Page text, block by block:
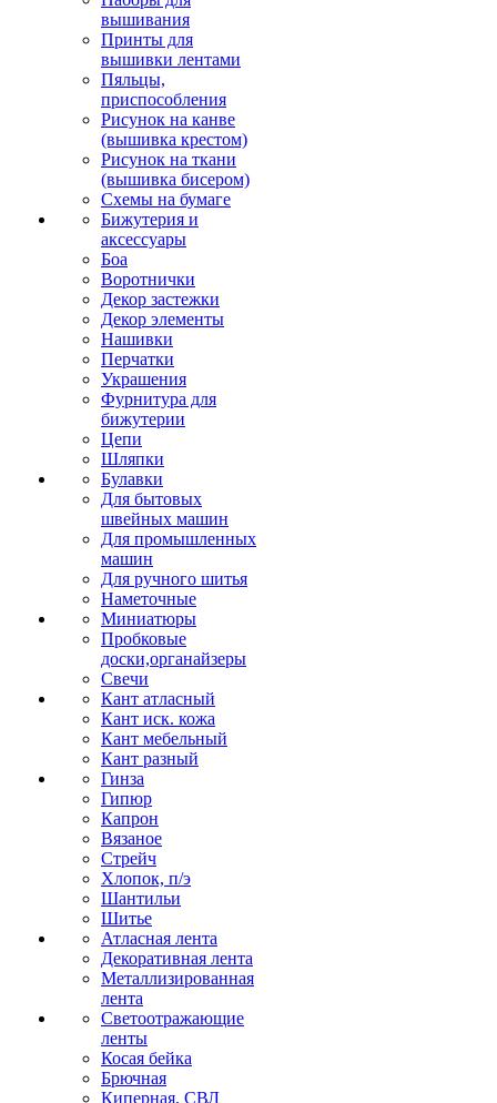
вышивания
Принты для
вышивки лентами
Пяльцы,
приспособления
Рисунок на канве
(вышивка крестом)
Рисунок на ткани
(вышивка бисером)
Схемы на бумаге
Бижутерия и
аксессуары
Боа
Воротнички
Декор застежки
Декор элементы
Нашивки
Перчатки
Украшения
Фурнитура для
бижутерии
Цепи
Шляпки
Булавки
Для бытовых
швейных машин
Для промышленных
машин
Для ручного шитья
Наметочные
Миниатюры
Пробковые
доски,органайзеры
Свечи
Кант атласный
Кант иск. кожа
Кант мебельный
Кант разный
Гинза
Гипюр
Капрон
Вязаное
Стрейч
Хлопок, п/э
Шантильи
Шитье
Атласная лента
Декоративная лента
Металлизированная
лента
Светоотражающие
ленты
Косая бейка
Брючная
Киперная, СВЛ